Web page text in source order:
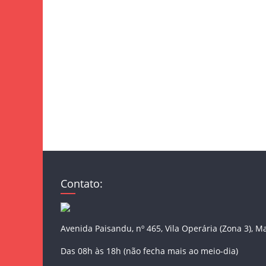
Contato:
Avenida Paisandu, nº 465, Vila Operária (Zona 3),
Das 08h às 18h (não fecha mais ao meio-dia)